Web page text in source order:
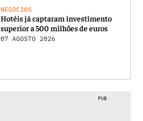
NEGÓCIOS
Hotéis já captaram investimento
superior a 500 milhões de euros
07 AGOSTO 2026
PUB